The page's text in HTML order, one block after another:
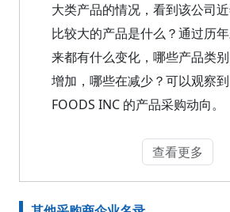
大类产品的情况，看到该公司
比较大的产品是什么？通过历
来都有什么变化，哪些产品类
增加，哪些在减少？可以观察
FOODS INC 的产品采购动向。
查看更多